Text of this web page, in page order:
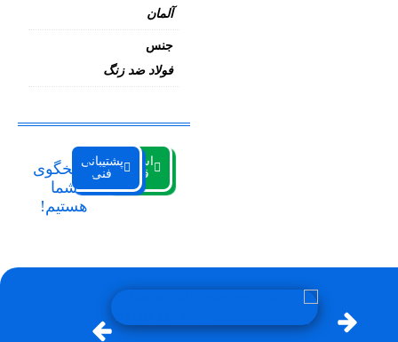
آلمان
جنس
فولاد ضد زنگ
استعلام
قیمت
پشتیبانی
فنیپاسخگوی
شما
هستیم!